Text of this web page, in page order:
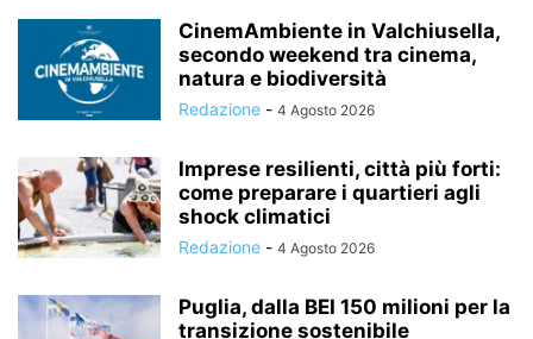
CinemAmbiente in Valchiusella,
secondo weekend tra cinema,
natura e biodiversità
Redazione - 4 Agosto 2026
Imprese resilienti, città più forti:
come preparare i quartieri agli
shock climatici
Redazione - 4 Agosto 2026
Puglia, dalla BEI 150 milioni per la
transizione sostenibile